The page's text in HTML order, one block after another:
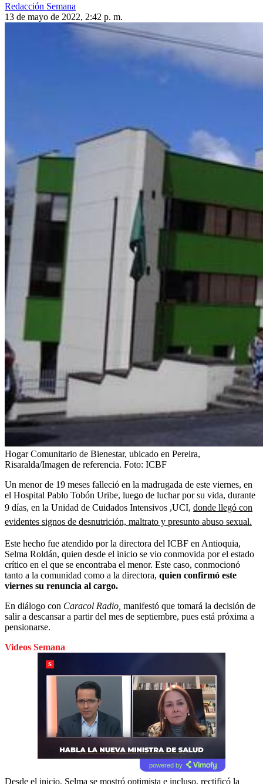
Redacción Semana
13 de mayo de 2022, 2:42 p. m.
Hogar Comunitario de Bienestar, ubicado en Pereira,
Risaralda/Imagen de referencia. Foto: ICBF
Un menor de 19 meses falleció en la madrugada de este viernes, en
el Hospital Pablo Tobón Uribe, luego de luchar por su vida, durante
9 días, en la Unidad de Cuidados Intensivos ,UCI, donde llegó con
evidentes signos de desnutrición, maltrato y presunto abuso sexual.
Este hecho fue atendido por la directora del ICBF en Antioquia,
Selma Roldán, quien desde el inicio se vio conmovida por el estado
crítico en el que se encontraba el menor. Este caso, conmocionó
tanto a la comunidad como a la directora, quien confirmó este
viernes su renuncia al cargo.
En diálogo con Caracol Radio, manifestó que tomará la decisión de
salir a descansar a partir del mes de septiembre, pues está próxima a
pensionarse.
Videos Semana
powered by
Desde el inicio, Selma se mostró optimista e incluso, rectificó la